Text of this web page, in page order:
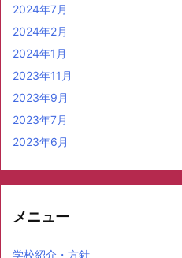
2024年7月
2024年2月
2024年1月
2023年11月
2023年9月
2023年7月
2023年6月
メニュー
学校紹介・方針